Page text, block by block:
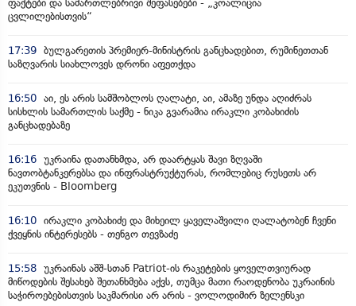
ფაქტები და სამართლებრივი შეფასებები - „კოალიცია
ცვლილებისთვის“
17:39 ბულგარეთის პრემიერ-მინისტრის განცხადებით, რუმინეთთან
საზღვარის სიახლოვეს დრონი აფეთქდა
16:50 აი, ეს არის სამშობლოს ღალატი, აი, ამაზე უნდა აღიძრას
სისხლის სამართლის საქმე - ნიკა გვარამია ირაკლი კობახიძის
განცხადებაზე
16:16 უკრაინა დათანხმდა, არ დაარტყას შავი ზღვაში
ნავთობტანკერებსა და ინფრასტრუქტურას, რომლებიც რუსეთს არ
ეკუთვნის - Bloomberg
16:10 ირაკლი კობახიძე და მიხეილ ყაველაშვილი ღალატობენ ჩვენი
ქვეყნის ინტერესებს - თენგო თევზაძე
15:58 უკრაინას აშშ-სთან Patriot-ის რაკეტების ყოველთვიურად
მიწოდების შესახებ შეთანხმება აქვს, თუმცა მათი რაოდენობა უკრაინის
საჭიროებებისთვის საკმარისი არ არის - ვოლოდიმირ ზელენსკი